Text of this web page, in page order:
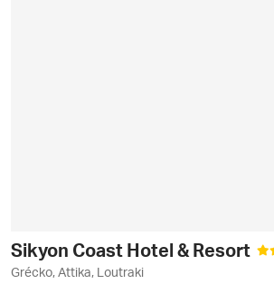
Sikyon Coast Hotel & Resort
Grécko, Attika, Loutraki